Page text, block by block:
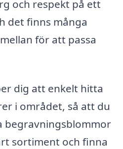
och respekt på ett
det finns många
för att passa
dig att enkelt hitta
i området, så att du
begravningsblommor
sortiment och finna